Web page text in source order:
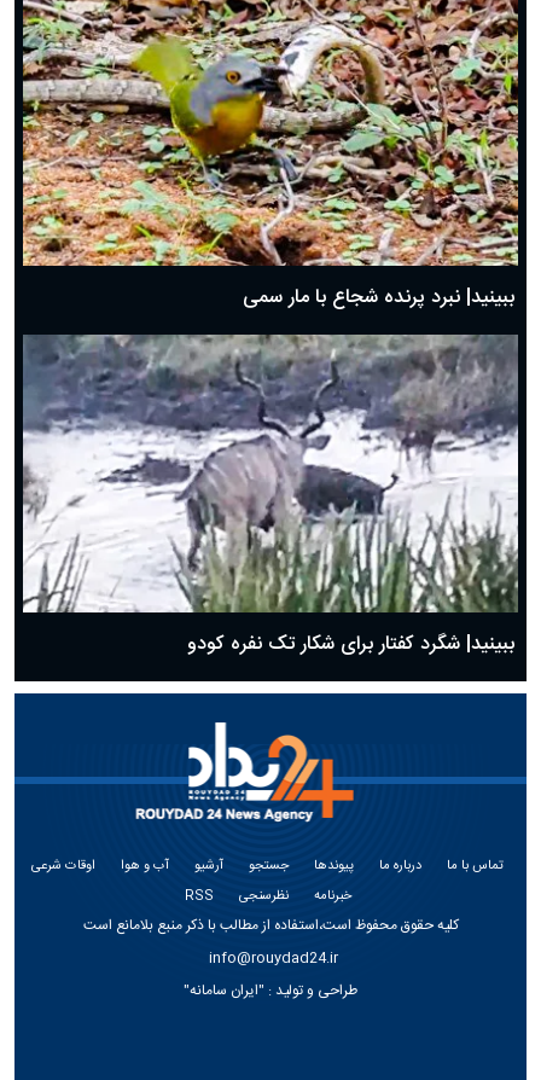
ببینید| نبرد پرنده شجاع با مار سمی
ببینید| شگرد کفتار برای شکار تک نفره کودو
تماس با ما درباره ما پیوندها جستجو آرشیو آب و هوا
اوقات شرعی
خبرنامه
نظرسنجی RSS
کلیه حقوق محفوظ است،استفاده از مطالب با ذکر منبع بلامانع است
info@rouydad24.ir
طراحی و تولید : "ایران سامانه"